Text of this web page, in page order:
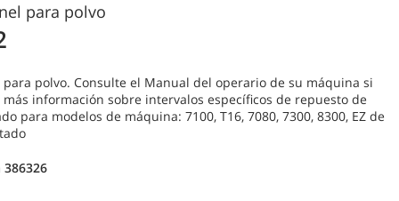
para polvo
polvo. Consulte el Manual del operario de su máquina si
información sobre intervalos específicos de repuesto de
para modelos de máquina: 7100, T16, 7080, 7300, 8300, EZ de
386326